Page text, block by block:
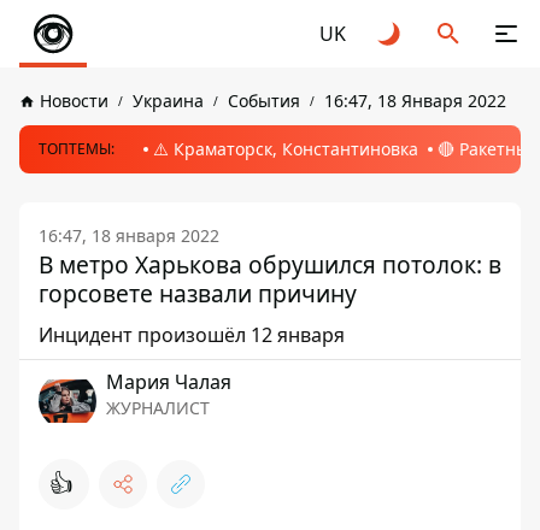
UK
Новости Украина События 16:47, 18 Января 2022
ТОПТЕМЫ: ⚠️ Краматорск, Константиновка 🔴
16:47, 18 января 2022
В метро Харькова обрушился потолок: в
горсовете назвали причину
Инцидент произошёл 12 января
Мария Чалая
ЖУРНАЛИСТ
👍